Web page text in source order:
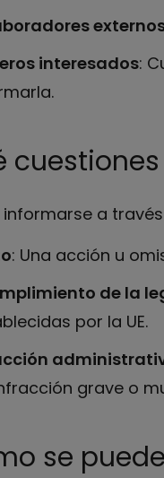
interesados:
informarse a
: Una acción u
de la
por la UE.
grave o
se